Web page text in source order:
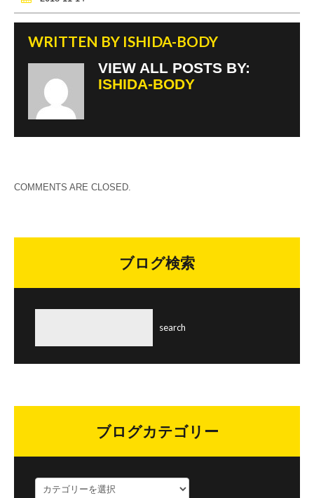
k
WRITTEN BY ISHIDA-BODY
VIEW ALL POSTS BY:
ISHIDA-BODY
COMMENTS ARE CLOSED.
ブログ検索
ブログカテゴリー